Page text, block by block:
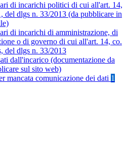
di incarichi politici di cui all'art. 14,
del dlgs n. 33/2013 (da pubblicare in
di incarichi di amministrazione, di
o di governo di cui all'art. 14, co.
del dlgs n. 33/2013
dall'incarico (documentazione da
sul sito web)
mancata comunicazione dei dati 1